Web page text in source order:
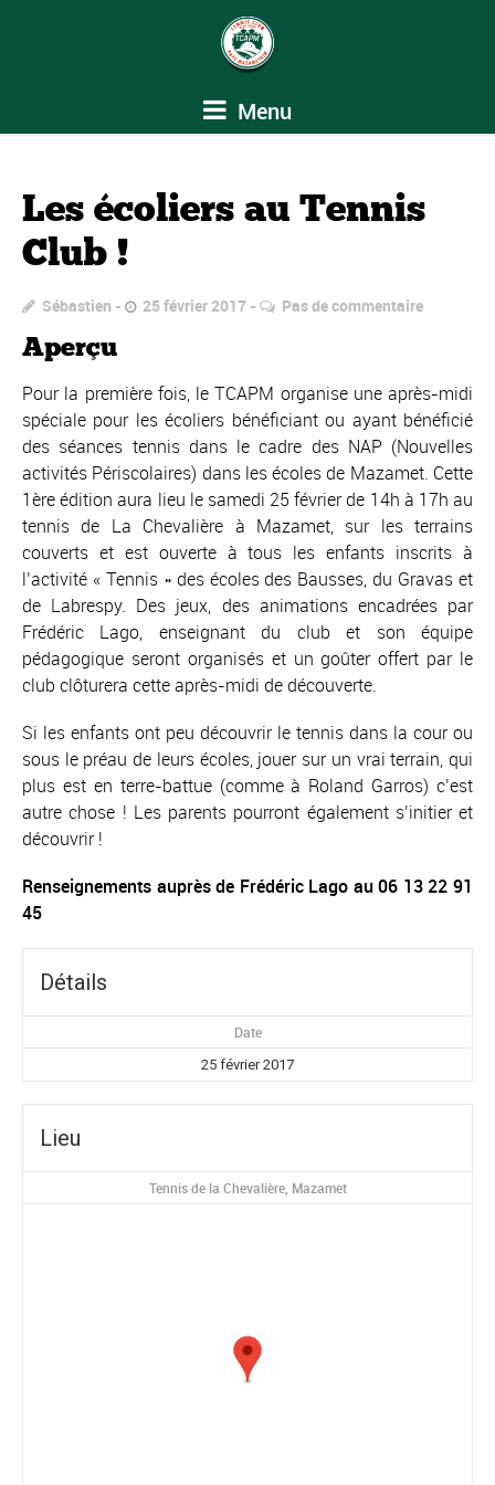
Menu
Les écoliers au Tennis
Club !
Sébastien 25 février 2017 Pas de commentaire
Aperçu
Pour la première fois, le TCAPM organise une après-midi
spéciale pour les écoliers bénéficiant ou ayant bénéficié
des séances tennis dans le cadre des NAP (Nouvelles
activités Périscolaires) dans les écoles de Mazamet. Cette
1ère édition aura lieu le samedi 25 février de 14h à 17h au
tennis de La Chevalière à Mazamet, sur les terrains
couverts et est ouverte à tous les enfants inscrits à
l’activité « Tennis » des écoles des Bausses, du Gravas et
de Labrespy. Des jeux, des animations encadrées par
Frédéric Lago, enseignant du club et son équipe
pédagogique seront organisés et un goûter offert par le
club clôturera cette après-midi de découverte.
Si les enfants ont peu découvrir le tennis dans la cour ou
sous le préau de leurs écoles, jouer sur un vrai terrain, qui
plus est en terre-battue (comme à Roland Garros) c’est
autre chose ! Les parents pourront également s’initier et
découvrir !
Renseignements auprès de Frédéric Lago au 06 13 22 91
45
Détails
Date
25 février 2017
Lieu
Tennis de la Chevalière, Mazamet